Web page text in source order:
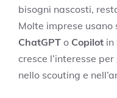
bisogni nascosti,
Molte imprese usano
ChatGPT o Copilot in
cresce l’interesse
nello scouting e